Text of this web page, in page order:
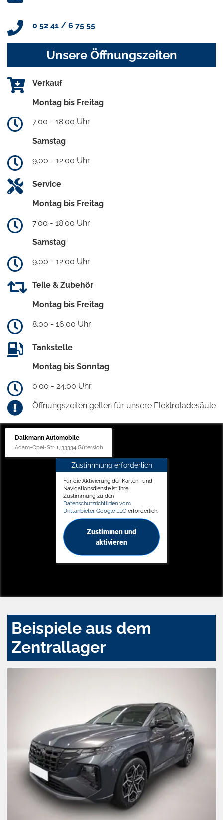
0 52 41 / 6 75 55
Unsere Öffnungszeiten
Verkauf
Montag bis Freitag
7.00 - 18.00 Uhr
Samstag
9.00 - 12.00 Uhr
Service
Montag bis Freitag
7.00 - 18.00 Uhr
Samstag
9.00 - 12.00 Uhr
Teile & Zubehör
Montag bis Freitag
8.00 - 16.00 Uhr
Tankstelle
Montag bis Sonntag
0.00 - 24.00 Uhr
Öffnungszeiten gelten für unsere Elektroladesäule
Dalkmann Automobile
Adam-Opel-Str. 1, 33334 Gütersloh
Zustimmung erforderlich
Für die Aktivierung der Karten- und
Navigationsdienste ist Ihre
Zustimmung zu den
Datenschutzrichtlinien vom
Drittanbieter Google LLC erforderlich.
Zustimmen und
aktivieren
Beispiele aus dem
Zentrallager